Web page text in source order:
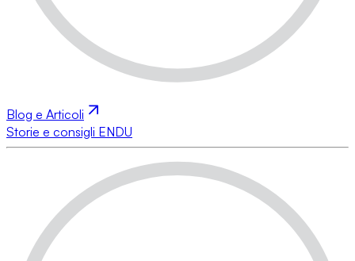
Blog e Articoli
Storie e consigli ENDU